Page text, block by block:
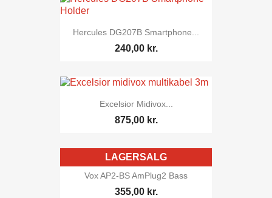
Hercules DG207B Smartphone...
240,00 kr.
Excelsior Midivox...
875,00 kr.
Vox AP2-BS AmPlug2 Bass
355,00 kr.
LAGERSALG